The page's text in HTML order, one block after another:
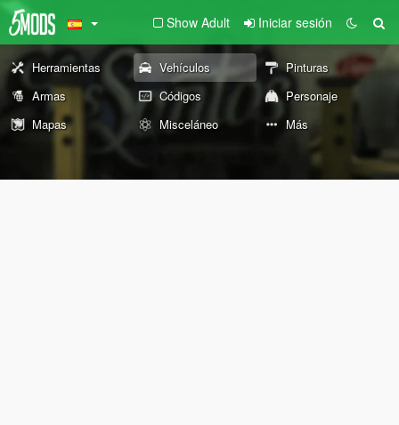
Show Adult Iniciar sesión
Herramientas Vehículos
Pinturas
Armas
Códigos
Personaje
Mapas
Misceláneo Más